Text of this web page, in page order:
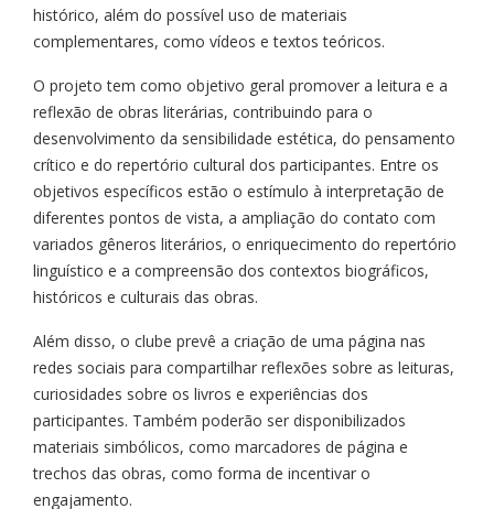
histórico, além do possível uso de materiais
complementares, como vídeos e textos teóricos.
O projeto tem como objetivo geral promover a leitura e a
reflexão de obras literárias, contribuindo para o
desenvolvimento da sensibilidade estética, do pensamento
crítico e do repertório cultural dos participantes. Entre os
objetivos específicos estão o estímulo à interpretação de
diferentes pontos de vista, a ampliação do contato com
variados gêneros literários, o enriquecimento do repertório
linguístico e a compreensão dos contextos biográficos,
históricos e culturais das obras.
Além disso, o clube prevê a criação de uma página nas
redes sociais para compartilhar reflexões sobre as leituras,
curiosidades sobre os livros e experiências dos
participantes. Também poderão ser disponibilizados
materiais simbólicos, como marcadores de página e
trechos das obras, como forma de incentivar o
engajamento.